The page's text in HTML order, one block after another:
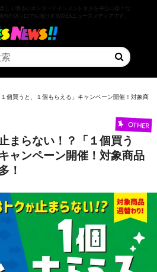
しく明るいエンターテインメントネタを中心に様々な
自の切り口でお届けするWEBニュースメディアです。
個買うと、１個もらえる」キャンペーン開催！対象商
OTHER
まらない！？「１個買う
ャンペーン開催！対象商品
！